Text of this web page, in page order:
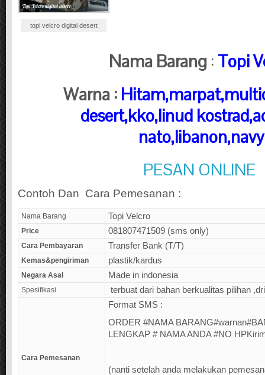
topi velcro digital desert
Nama Barang : Topi
Warna :
desert,kko,linud
nato,libanon,navy
PESAN ONLINE
Contoh Dan Cara Pemesanan :
Nama Barang Topi Velcro
Price 081807471509 (sms only)
Cara Pembayaran Transfer Bank (T/T)
Kemas&pengiriman plastik/kardus
Negara Asal Made in indonesia
Spesifikasi terbuat dari bahan berkualitas pilihan
Cara Pemesanan
Format SMS :
ORDER #NAMA
LENGKAP # NAMA ANDA #NO
(nanti setelah anda melakukan